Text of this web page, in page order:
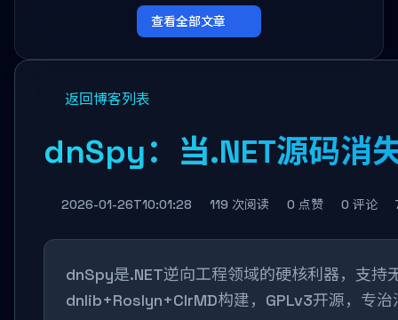
查看全部文章
返回博客列表
dnSpy：当.NET源码消
2026-01-26T10:01:28 119 次阅读 0 点赞 0 评论
dnSpy是.NET逆向工程领域的硬核利器，支
dnlib+Roslyn+ClrMD构建，GPLv3开源，专